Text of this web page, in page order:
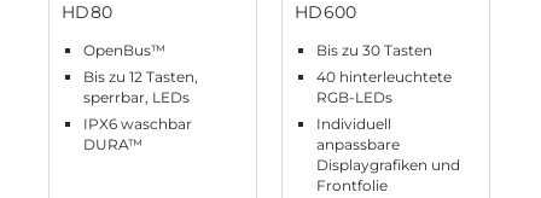
HD80
OpenBus™
Bis zu 12 Tasten,
sperrbar, LEDs
IPX6 waschbar
DURA™
HD600
Bis zu 30 Tasten
40 hinterleuchtete
RGB-LEDs
Individuell
anpassbare
Displaygrafiken und
Frontfolie